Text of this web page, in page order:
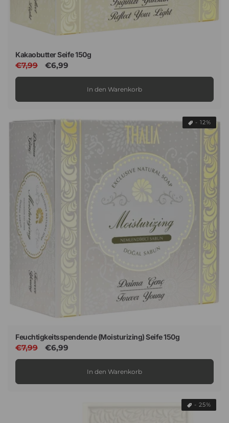
Kakaobutter Seife 150g
Normaler
Preis
€7,99 Verkaufspreis
€6,99
In den Warenkorb
- 12%
Feuchtigkeitsspendende (Moisturizing) Seife 150g
Normaler
Preis
€7,99 Verkaufspreis
€6,99
In den Warenkorb
- 25%